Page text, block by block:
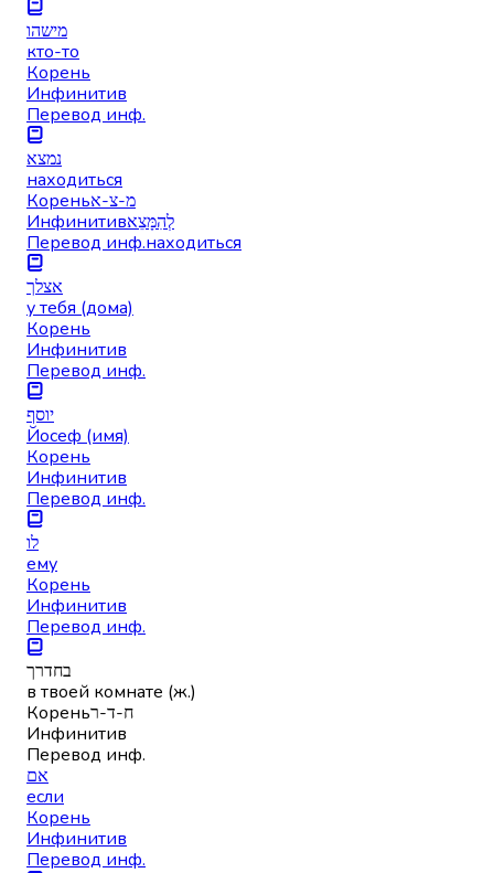
מישהו
кто-то
Корень
Инфинитив
Перевод инф.
נמצא
находиться
Кореньמ-צ-א
Инфинитивלְהִמָּצֵא
Перевод инф.находиться
אצלך
у тебя (дома)
Корень
Инфинитив
Перевод инф.
יוסף
Йосеф (имя)
Корень
Инфинитив
Перевод инф.
לו
ему
Корень
Инфинитив
Перевод инф.
בחדרך
в твоей комнате (ж.)
Кореньח-ד-ר
Инфинитив
Перевод инф.
אם
если
Корень
Инфинитив
Перевод инф.